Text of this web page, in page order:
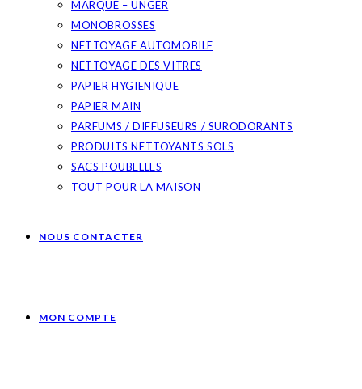
MARQUE – UNGER
MONOBROSSES
NETTOYAGE AUTOMOBILE
NETTOYAGE DES VITRES
PAPIER HYGIENIQUE
PAPIER MAIN
PARFUMS / DIFFUSEURS / SURODORANTS
PRODUITS NETTOYANTS SOLS
SACS POUBELLES
TOUT POUR LA MAISON
NOUS CONTACTER
MON COMPTE